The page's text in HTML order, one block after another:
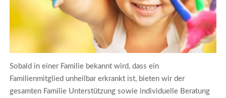
Sobald in einer Familie bekannt wird, dass ein
Familienmitglied unheilbar erkrankt ist, bieten wir der
gesamten Familie Unterstützung sowie individuelle Beratung